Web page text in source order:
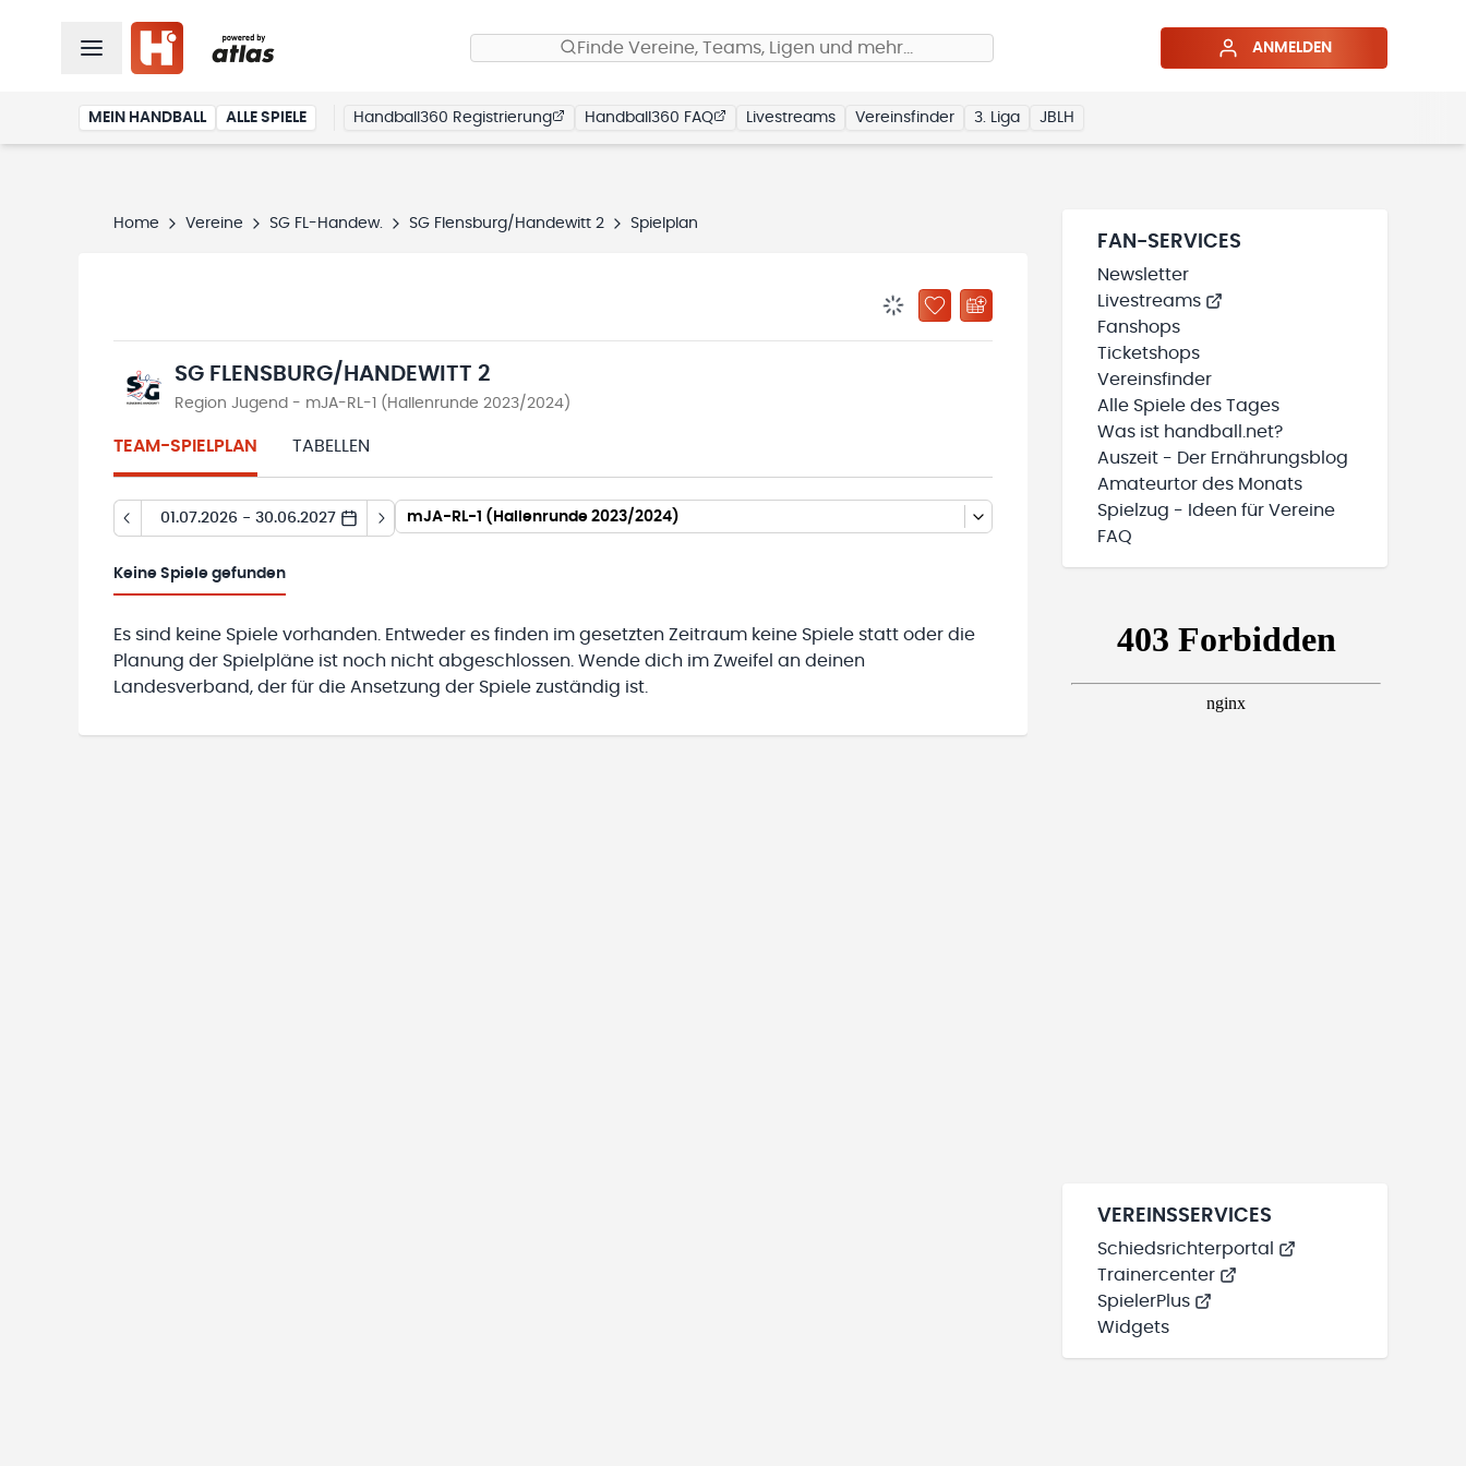
Finde Vereine, Teams, Ligen und mehr… ANMELDEN
MEIN HANDBALL ALLE SPIELE Handball360 Registrierung Handball360 FAQ Livestreams Vereinsfinder 3. Liga JBLH
Home Vereine SG FL-Handew. SG Flensburg/Handewitt 2 Spielplan
BENACHRICHTIGUNGSSTATUS WIRD GELADEN
ZU „MEINE TEAMS“ HINZUFÜGEN
SG FLENSBURG/HANDEWITT 2
Region Jugend - mJA-RL-1 (Hallenrunde 2023/2024)
TEAM-SPIELPLAN TABELLEN
01.07.2026 - 30.06.2027 mJA-RL-1 (Hallenrunde 2023/2024)
Keine Spiele gefunden
Es sind keine Spiele vorhanden. Entweder es finden im gesetzten Zeitraum keine Spiele statt oder die
Planung der Spielpläne ist noch nicht abgeschlossen. Wende dich im Zweifel an deinen
Landesverband, der für die Ansetzung der Spiele zuständig ist.
FAN-SERVICES
Newsletter
Livestreams
Fanshops
Ticketshops
Vereinsfinder
Alle Spiele des Tages
Was ist handball.net?
Auszeit - Der Ernährungsblog
Amateurtor des Monats
Spielzug - Ideen für Vereine
FAQ
VEREINSSERVICES
Schiedsrichterportal
Trainercenter
SpielerPlus
Widgets